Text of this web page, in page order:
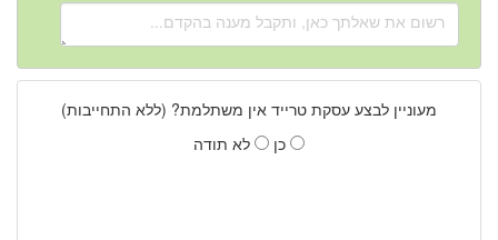
מעוניין לבצע עסקת טרייד אין משתלמת? (ללא התחייבות)
כן
לא תודה